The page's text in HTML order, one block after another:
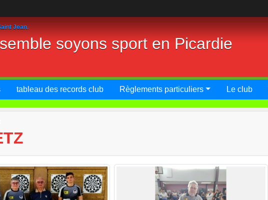
Jean.
soyons sport en Picardie
tableau des records club Règlements particuliers Le club